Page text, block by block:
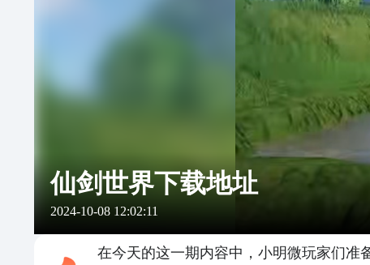
仙剑世界下载地址
2024-10-08 12:02:11
在今天的这一期内容中，小明微玩家们准